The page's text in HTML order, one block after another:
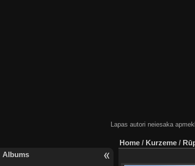
Lapas autori neiesaka
Albums
Home / Kurzeme /